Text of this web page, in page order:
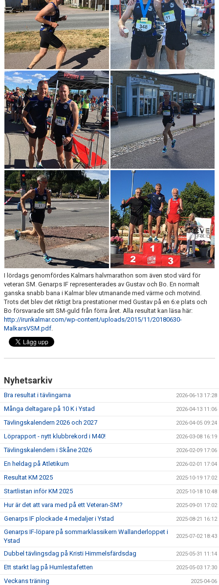
KONTAKT
LÄNKAR
INTERNA TÄVLINGAR
GIFT GENARPS IF TRAIL 2026
ANMÄLAN TILL LÖPGRUPPEN
I lördags genomfördes Kalmars halvmarathon som även stod värd för
veteran SM. Genarps IF representerades av Gustav och Bo. En normalt
ganska snabb bana i Kalmar blev utmanande med värme och motvind.
Trots det blev det riktigt bra prestationer med Gustav på en 6:e plats och
Bo försvarade sitt SM-guld från förra året. Alla resultat kan läsa här:
http://irunkalmar.com/wp-content/uploads/2015/11/20180630-
MalkarsVSM.pdf.
Nyhetsarkiv
Bra resultat i tävlingarna 2026-06-13 17:28
Många deltagare på 10 K i Ystad 2026-04-13 11:06
Tävlingskalendern 2026 och 2027 2026-04-05 09:24
Löprapport - nytt klubbrekord i M40! 2026-03-08 16:19
Tävlingskalendern i Skåne 2026 2026-02-09 17:06
En heldag på Atletikum 2026-02-01 17:04
Resultat KM 2025 2025-10-19 17:02
Startlistan inför KM 2025 2025-10-18 10:48
Hur är det att vara med på ett Veteran-SM? 2025-09-01 17:02
Genarps IF plockade 4 medaljer i Ystad 2025-08-21 16:12
Genarps IF-löpare på sommarklassikern Wallanderloppet i
Ystad
2025-07-02 18:43
Dubbel tävlingsdag på Kristi Himmelsfärdsdag 2025-05-31 11:14
Ett starkt lag på Humlestafetten 2025-05-03 17:30
Veckans träning 2025-04-06